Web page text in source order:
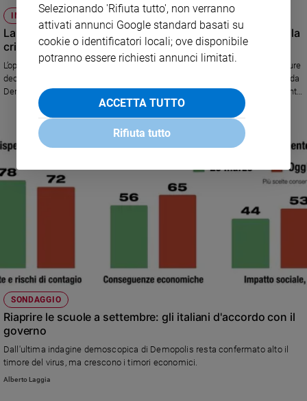
INDAGINE DEMOPOLIS
La seconda ondata del covid spaventa gli italiani più della
crisi
L’opinione pubblica, in larga maggioranza, ritiene opportune le nuove misure
decise dal Governo Conte, ma un ampio segmento di italiani, intervistati da
Demopolis, pensa che si tratti di interventi settoriali e troppo timidi di fronte
all’esigenza di frenare la curva dei contagi
SONDAGGIO
Riaprire le scuole a settembre: gli italiani d'accordo con il
governo
Dall'ultima indagine demoscopica di Demopolis resta confermato alto il
timore del virus, ma crescono i timori economici.
Alberto Laggia
Selezionando 'Rifiuta tutto', non verranno
attivati annunci Google standard basati su
cookie o identificatori locali; ove disponibile
potranno essere richiesti annunci limitati.
ACCETTA TUTTO
Rifiuta tutto